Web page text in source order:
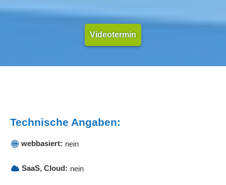
Videotermin
Technische Angaben:
webbasiert: nein
SaaS, Cloud: nein